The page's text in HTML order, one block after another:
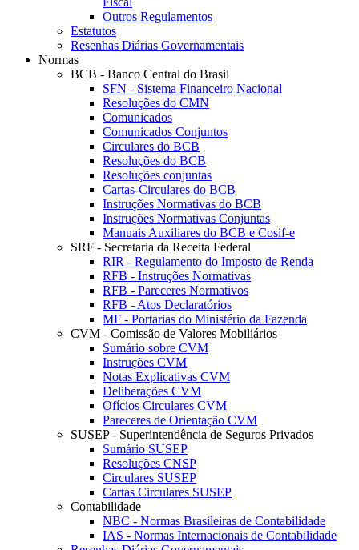
Outros Regulamentos
Estatutos
Resenhas Diárias Governamentais
Normas
BCB - Banco Central do Brasil
SFN - Sistema Financeiro Nacional
Resoluções do CMN
Comunicados
Comunicados Conjuntos
Circulares do BCB
Resoluções do BCB
Resoluções conjuntas
Cartas-Circulares do BCB
Instruções Normativas do BCB
Instruções Normativas Conjuntas
Manuais Auxiliares do BCB e Cosif-e
SRF - Secretaria da Receita Federal
RIR - Regulamento do Imposto de Renda
RFB - Instruções Normativas
RFB - Pareceres Normativos
RFB - Atos Declaratórios
MF - Portarias do Ministério da Fazenda
CVM - Comissão de Valores Mobiliários
Sumário sobre CVM
Instruções CVM
Notas Explicativas CVM
Deliberações CVM
Ofícios Circulares CVM
Pareceres de Orientação CVM
SUSEP - Superintendência de Seguros Privados
Sumário SUSEP
Resoluções CNSP
Circulares SUSEP
Cartas Circulares SUSEP
Contabilidade
NBC - Normas Brasileiras de Contabilidade
IAS - Normas Internacionais de Contabilidade